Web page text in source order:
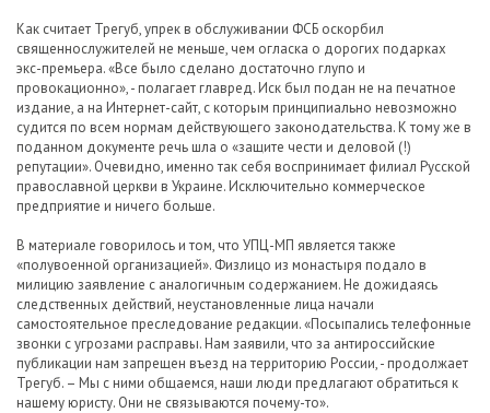
Как считает Трегуб, упрек в обслуживании ФСБ оскорбил
священнослужителей не меньше, чем огласка о дорогих подарках
экс-премьера. «Все было сделано достаточно глупо и
провокационно», - полагает главред. Иск был подан не на печатное
издание, а на Интернет-сайт, с которым принципиально невозможно
судится по всем нормам действующего законодательства. К тому же в
поданном документе речь шла о «защите чести и деловой (!)
репутации». Очевидно, именно так себя воспринимает филиал Русской
православной церкви в Украине. Исключительно коммерческое
предприятие и ничего больше.
В материале говорилось и том, что УПЦ-МП является также
«полувоенной организацией». Физлицо из монастыря подало в
милицию заявление с аналогичным содержанием. Не дожидаясь
следственных действий, неустановленные лица начали
самостоятельное преследование редакции. «Посыпались телефонные
звонки с угрозами расправы. Нам заявили, что за антироссийские
публикации нам запрещен въезд на территорию России, - продолжает
Трегуб. – Мы с ними общаемся, наши люди предлагают обратиться к
нашему юристу. Они не связываются почему-то».